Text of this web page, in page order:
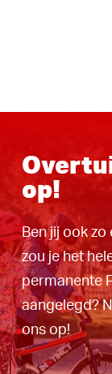
op!
Ben jij ook
zou je het
permanente
aangelegd?
ons op!